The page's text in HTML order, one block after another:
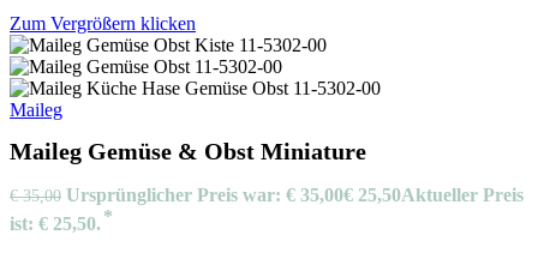
Zum Vergrößern klicken
Maileg
Maileg Gemüse & Obst Miniature
€35,00 Ursprünglicher Preis war: € 35,00€ 25,50Aktueller Preis
ist: € 25,50.